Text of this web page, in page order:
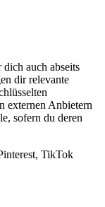
auch abseits
dir relevante
externen Anbietern
sofern du deren
TikTok